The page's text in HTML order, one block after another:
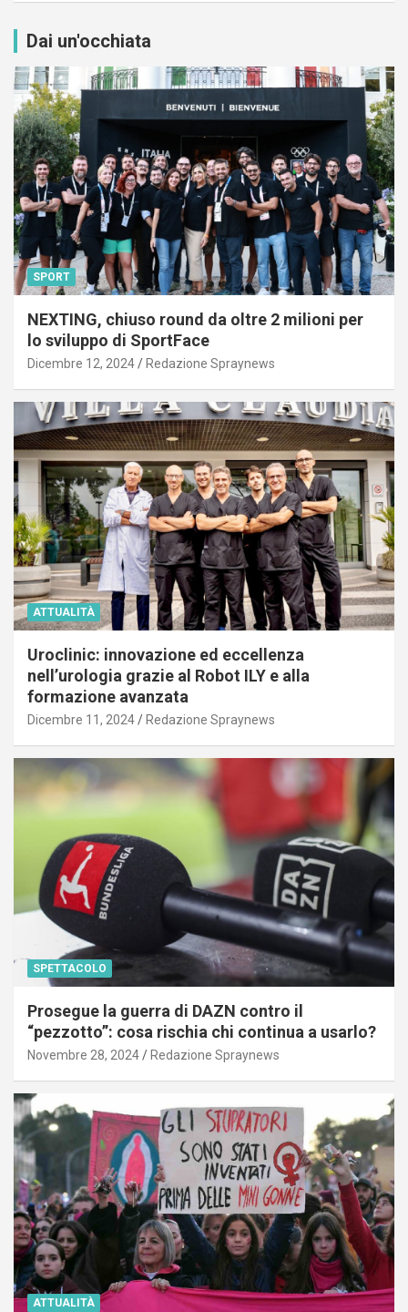
Dai un'occhiata
SPORT
NEXTING, chiuso round da oltre 2 milioni per
lo sviluppo di SportFace
Dicembre 12, 2024 Redazione Spraynews
ATTUALITÀ
Uroclinic: innovazione ed eccellenza
nell’urologia grazie al Robot ILY e alla
formazione avanzata
Dicembre 11, 2024 Redazione Spraynews
SPETTACOLO
Prosegue la guerra di DAZN contro il
“pezzotto”: cosa rischia chi continua a usarlo?
Novembre 28, 2024 Redazione Spraynews
ATTUALITÀ